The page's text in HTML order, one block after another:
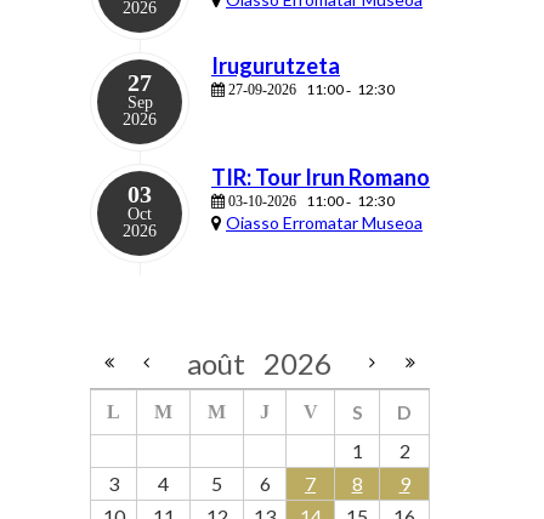
2026
27
Sep
2026
Irugurutzeta
27-09-2026 11:00- 12:30
03
Oct
2026
TIR: Tour Irun Romano
03-10-2026 11:00- 12:30
Oiasso Erromatar Museoa
août 2026
L M M J V S
D
1
2
3
4 5 6 7 8
9